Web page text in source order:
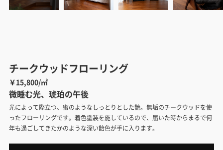
チークウッドフローリング
￥15,800/㎡
微睡む光、琥珀の午後
光によって際立つ、蜜のようなしっとりとした艶。無垢のチークウッドを使
ったフローリングです。着色塗装を施しているので、届いた時からまるで何
年も過ごしてきたかのような深い飴色が手に入ります。